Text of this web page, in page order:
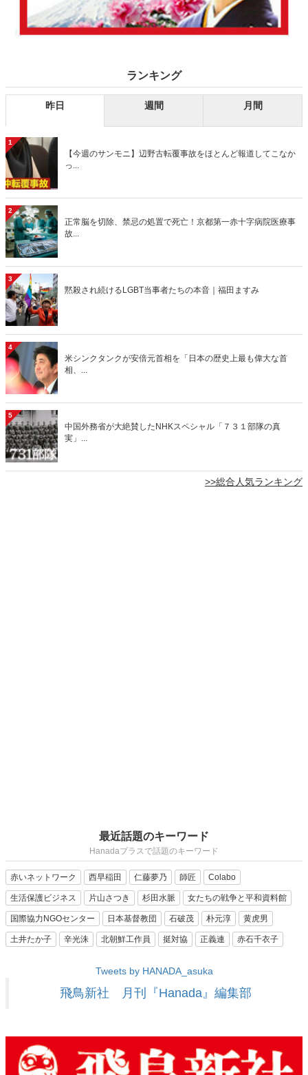
ランキング
昨日 週間 月間
1
【今週のサンモニ】辺野古転覆事故をほとんど報道してこなか
っ...
2
正常脳を切除、禁忌の処置で死亡！京都第一赤十字病院医療事
故...
3
黙殺され続けるLGBT当事者たちの本音｜福田ますみ
4
米シンクタンクが安倍元首相を「日本の歴史上最も偉大な首
相、...
5
中国外務省が大絶賛したNHKスペシャル「７３１部隊の真
実」...
>>総合人気ランキング
最近話題のキーワード
Hanadaプラスで話題のキーワード
赤いネットワーク 西早稲田 仁藤夢乃 師匠 Colabo
生活保護ビジネス 片山さつき 杉田水脈 女たちの戦争と平和資料館
国際協力NGOセンター 日本基督教団 石破茂 朴元淳 黄虎男
土井たか子 辛光洙 北朝鮮工作員 挺対協 正義連 赤石千衣子
Tweets by HANADA_asuka
飛鳥新社 月刊『Hanada』編集部